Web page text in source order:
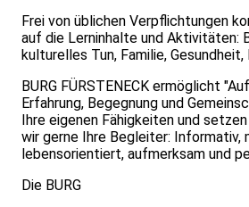
Frei von üblichen Verpflichtungen
auf die Lerninhalte und Aktivitäten:
kulturelles Tun, Familie, Gesundheit,
BURG FÜRSTENECK ermöglicht
Erfahrung, Begegnung und
Ihre eigenen Fähigkeiten und
wir gerne Ihre Begleiter: Informativ,
lebensorientiert, aufmerksam und
Die BURG